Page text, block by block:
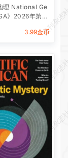
理 National Ge
》2026年第5
3.99金币微刊杂
微刊杂
微刊杂